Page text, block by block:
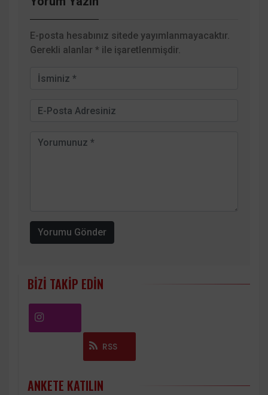
E-posta hesabınız sitede yayımlanmayacaktır.
Gerekli alanlar * ile işaretlenmişdir.
Yorumu Gönder
BIZI TAKIP EDIN
RSS
ANKETE KATILIN